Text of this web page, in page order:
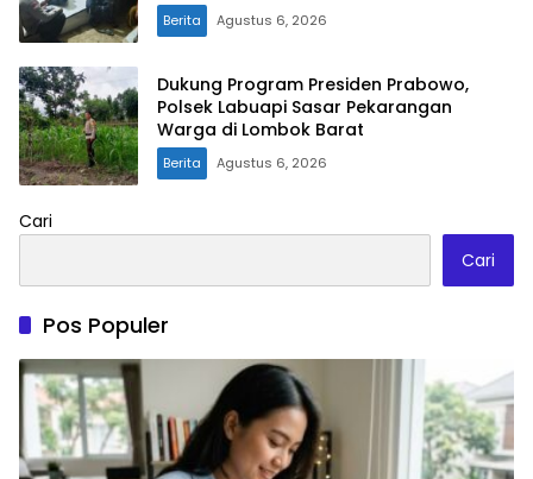
Berita Agustus 6, 2026
Dukung Program Presiden Prabowo,
Polsek Labuapi Sasar Pekarangan
Warga di Lombok Barat
Berita Agustus 6, 2026
Cari
Cari
Pos Populer